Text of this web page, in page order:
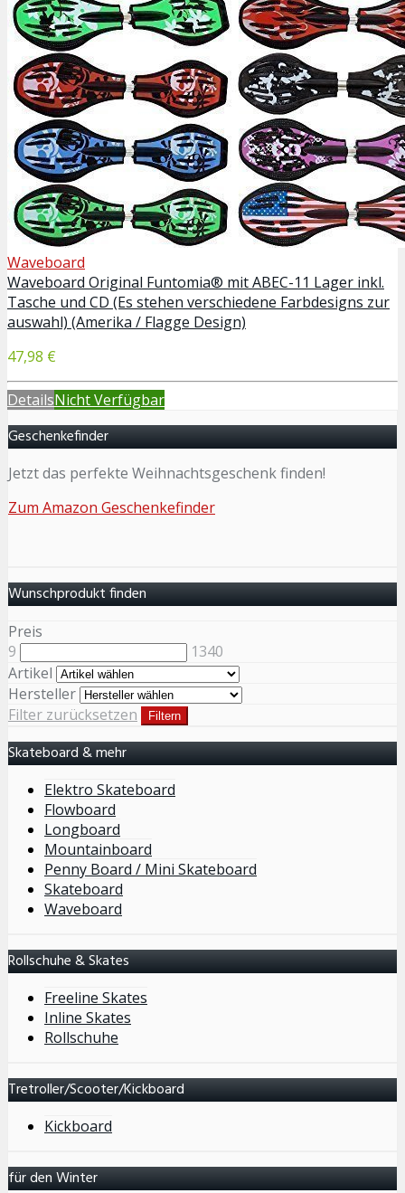
Waveboard
Waveboard Original Funtomia® mit ABEC-11 Lager inkl.
Tasche und CD (Es stehen verschiedene Farbdesigns zur
auswahl) (Amerika / Flagge Design)
47,98 €
DetailsNicht Verfügbar
Geschenkefinder
Jetzt das perfekte Weihnachtsgeschenk finden!
Zum Amazon Geschenkefinder
Wunschprodukt finden
Preis
9
1340
Artikel
Hersteller
Filter zurücksetzen
Filtern
Skateboard & mehr
Elektro Skateboard
Flowboard
Longboard
Mountainboard
Penny Board / Mini Skateboard
Skateboard
Waveboard
Rollschuhe & Skates
Freeline Skates
Inline Skates
Rollschuhe
Tretroller/Scooter/Kickboard
Kickboard
für den Winter